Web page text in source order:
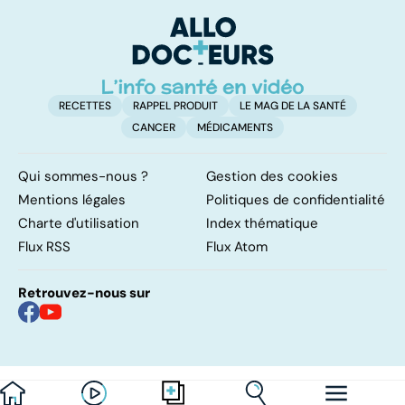
RECETTES RAPPEL PRODUIT
LE MAG DE LA SANTÉ
CANCER
MÉDICAMENTS
Qui sommes-nous ?
Gestion des cookies
Mentions légales
Politiques de confidentialité
Charte d'utilisation
Index thématique
Flux RSS
Flux Atom
Retrouvez-nous sur